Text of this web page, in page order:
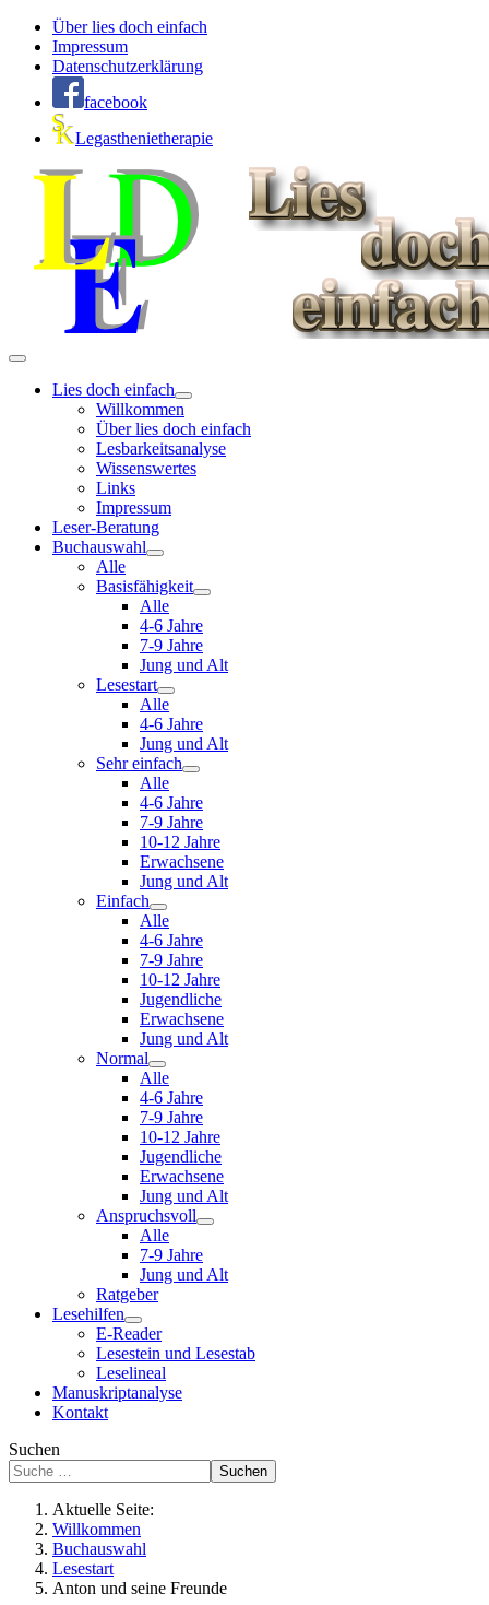
Über lies doch einfach
Impressum
Datenschutzerklärung
facebook
Legasthenietherapie
Lies doch einfach
Willkommen
Über lies doch einfach
Lesbarkeitsanalyse
Wissenswertes
Links
Impressum
Leser-Beratung
Buchauswahl
Alle
Basisfähigkeit
Alle
4-6 Jahre
7-9 Jahre
Jung und Alt
Lesestart
Alle
4-6 Jahre
Jung und Alt
Sehr einfach
Alle
4-6 Jahre
7-9 Jahre
10-12 Jahre
Erwachsene
Jung und Alt
Einfach
Alle
4-6 Jahre
7-9 Jahre
10-12 Jahre
Jugendliche
Erwachsene
Jung und Alt
Normal
Alle
4-6 Jahre
7-9 Jahre
10-12 Jahre
Jugendliche
Erwachsene
Jung und Alt
Anspruchsvoll
Alle
7-9 Jahre
Jung und Alt
Ratgeber
Lesehilfen
E-Reader
Lesestein und Lesestab
Leselineal
Manuskriptanalyse
Kontakt
Suchen
Suchen
Aktuelle Seite:
Willkommen
Buchauswahl
Lesestart
Anton und seine Freunde